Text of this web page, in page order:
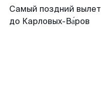
Самый поздний вылет
до Карловых-Ва́ров